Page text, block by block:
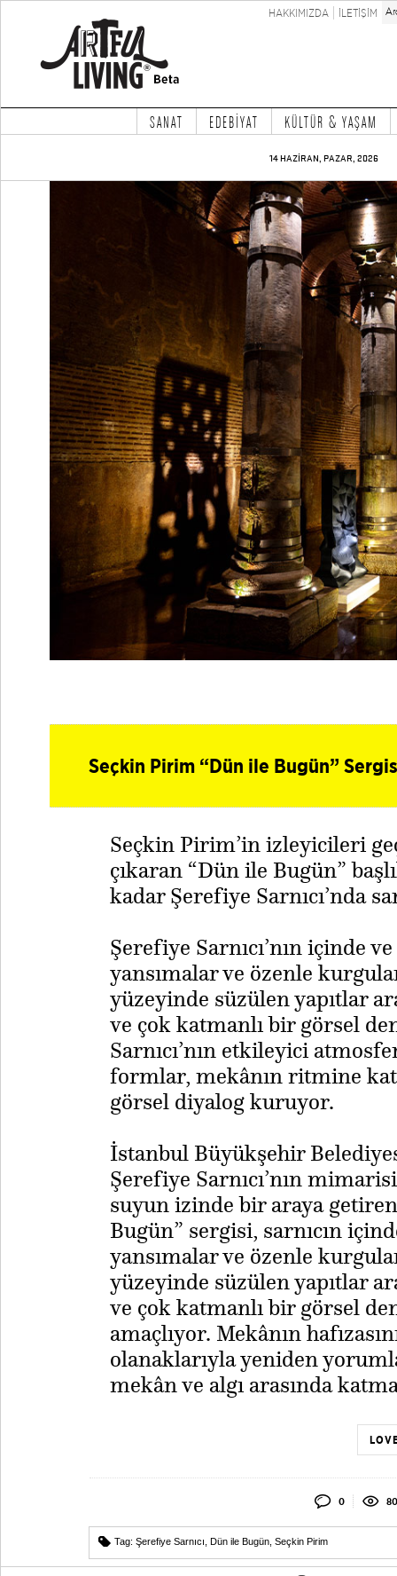
HAKKIMIZDA İLETİŞİM
SANAT EDEBİYAT KÜLTÜR & YAŞAM
14 HAZİRAN, PAZAR, 2026
Seçkin Pirim “Dün ile Bugün”
Seçkin Pirim’in izleyicileri
çıkaran “Dün ile Bugün”
kadar Şerefiye Sarnıcı’nda
Şerefiye Sarnıcı’nın içinde
yansımalar ve özenle
yüzeyinde süzülen yapıtlar
ve çok katmanlı bir görsel
Sarnıcı’nın etkileyici
formlar, mekânın ritmine
görsel diyalog kuruyor.
​İstanbul Büyükşehir
Şerefiye Sarnıcı’nın
suyun izinde bir araya
Bugün” sergisi, sarnıcın
yansımalar ve özenle
yüzeyinde süzülen yapıtlar
ve çok katmanlı bir görsel
amaçlıyor. Mekânın
olanaklarıyla yeniden
mekân ve algı arasında
0
Tag: Şerefiye Sarnıcı Dün ile Bugün Seçkin Pirim